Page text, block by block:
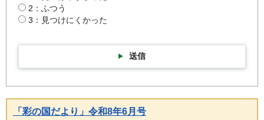
2：ふつう
3：見つけにくかった
送信
「彩の国だより」令和8年6月号